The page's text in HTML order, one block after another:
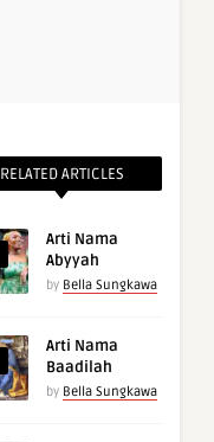
RELATED ARTICLES
Arti Nama
Abyyah
by Bella Sungkawa
Arti Nama
Baadilah
by Bella Sungkawa